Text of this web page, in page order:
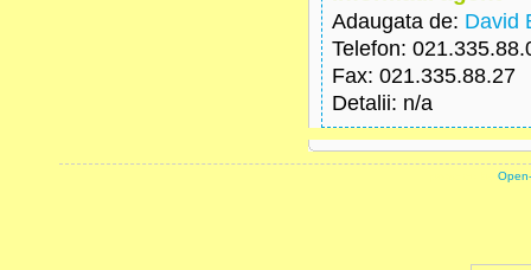
Adaugata de: David
Telefon:
Fax: 021.335.88.27
Detalii: n/a